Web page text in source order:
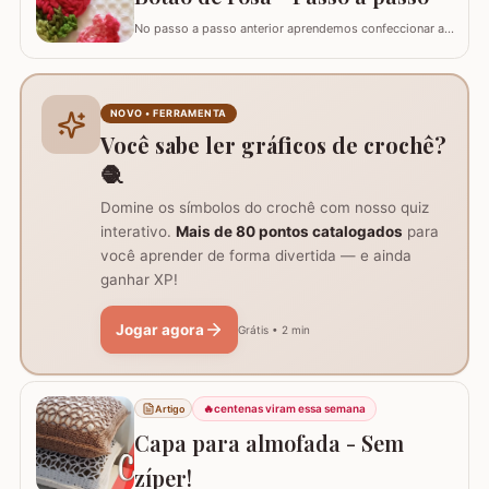
No passo a passo anterior aprendemos confeccionar a
grupo Viciadas em crochê. Fiz o passo a passo com
algumas poucas diferenças e também para auxil
NOVO • FERRAMENTA
Você sabe ler gráficos de crochê?
🧶
Domine os símbolos do crochê com nosso quiz
interativo. Mais de 80 pontos catalogados para
você aprender de forma divertida — e ainda
ganhar XP!
Jogar agora Grátis • 2 min
Artigo 🔥centenas viram essa semana
Capa para almofada - Sem
zíper!